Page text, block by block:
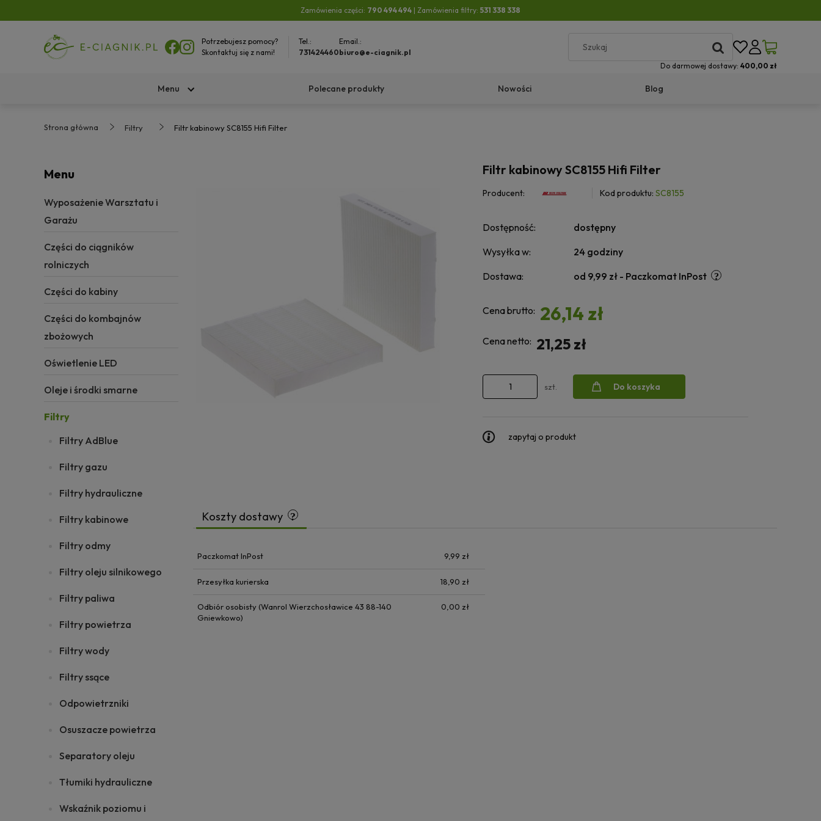
Zamówienia części: 790 494 494 | Zamówienia filtry: 531 338 338
Potrzebujesz pomocy?
Skontaktuj się z nami!
Tel.:
731424460
Email.:
biuro@e-ciagnik.pl
Do darmowej dostawy: 400,00 zł
Menu Polecane produkty Nowości Blog
Strona główna Filtry Filtr kabinowy SC8155 Hifi Filter
Menu
Wyposażenie Warsztatu i
Garażu
Części do ciągników
rolniczych
Części do kabiny
Części do kombajnów
zbożowych
Oświetlenie LED
Oleje i środki smarne
Filtry
Filtry AdBlue
Filtry gazu
Filtry hydrauliczne
Filtry kabinowe
Filtry odmy
Filtry oleju silnikowego
Filtry paliwa
Filtry powietrza
Filtry wody
Filtry ssące
Odpowietrzniki
Osuszacze powietrza
Separatory oleju
Tłumiki hydrauliczne
Wskaźnik poziomu i
Filtr kabinowy SC8155 Hifi Filter
Producent: Kod produktu: SC8155
Dostępność:
dostępny
Wysyłka w:
24 godziny
Dostawa:
od 9,99 zł - Paczkomat InPost
Cena brutto: 26,14 zł
Cena netto: 21,25 zł
szt. Do koszyka
zapytaj o produkt
Koszty dostawy
Paczkomat InPost 9,99 zł
Przesyłka kurierska 18,90 zł
Odbiór osobisty (Wanrol Wierzchosławice 43 88-140
Gniewkowo)
0,00 zł